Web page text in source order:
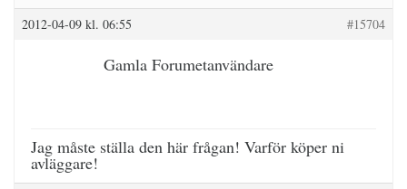
2012-04-09 kl. 06:55 #15704
Gamla Forumetanvändare
Jag måste ställa den här frågan! Varför köper ni
avläggare!